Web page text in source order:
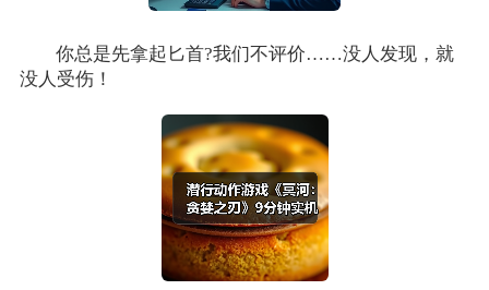
你总是先拿起匕首?我们不评价……没人发现，就
没人受伤！